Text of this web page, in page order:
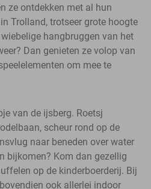
ze ontdekken met al hun
Trolland, trotseer grote hoogte
hangbruggen van het
Dan genieten ze volop van
om mee te
van de ijsberg. Roetsj
scheur rond op de
naar beneden over water
bijkomen? Kom dan gezellig
op de kinderboerderij. Bij
ook allerlei indoor